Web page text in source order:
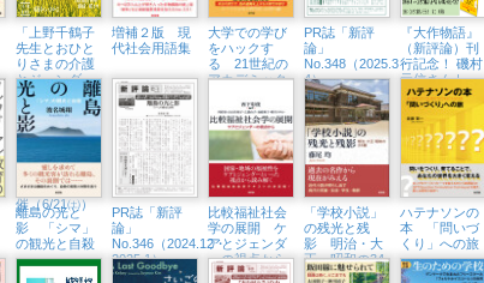
「上野千鶴子
先生とおひと
りさまの介護
とジェンダー
について語ろ
う『比較福祉
社会学の展
開』から」紀
宿本店でトー
クイベント開
催（6/21㈯）
増補２版 現
代社会用語集
大学での学び
をハックす
る 21世紀の
アカデミック
中セミナー
PR誌「新評
論」
No.348（2025.3・
4）
『大作物語』
（新評論）刊
行記念！ 磯村
元信さんトー
クイベント
（5/4㈰、八王
子市学園都市
センター）
離島の光と
影 「シマ」
の観光と自殺
PR誌「新評
論」
No.346（2024.12・
2025.1）
比較福祉社会
学の展開 ケ
アとジェンダ
ーの視点から
「学校小説」
の残光と残
影 明治・大
正・昭和の34
編
ハテナソンの
本 「問いづ
くり」への旅